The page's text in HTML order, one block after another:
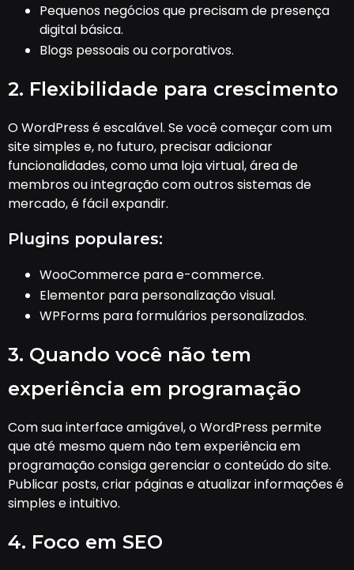
Pequenos negócios que precisam de presença
digital básica.
Blogs pessoais ou corporativos.
2. Flexibilidade para crescimento
O WordPress é escalável. Se você começar com um
site simples e, no futuro, precisar adicionar
funcionalidades, como uma loja virtual, área de
membros ou integração com outros sistemas de
mercado, é fácil expandir.
Plugins populares:
WooCommerce para e-commerce.
Elementor para personalização visual.
WPForms para formulários personalizados.
3. Quando você não tem
experiência em programação
Com sua interface amigável, o WordPress permite
que até mesmo quem não tem experiência em
programação consiga gerenciar o conteúdo do site.
Publicar posts, criar páginas e atualizar informações é
simples e intuitivo.
4. Foco em SEO